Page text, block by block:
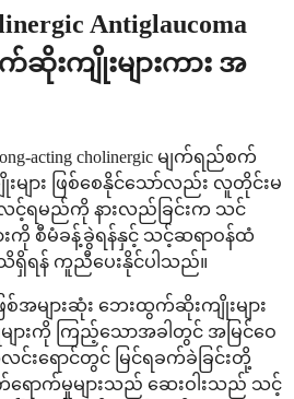
Antiglaucoma
ဆိုးကျိုးများကား အ
acting cholinergic မျက်ရည်စက်
ျား ဖြစ်စေနိုင်သော်လည်း လူတိုင်းမ
လင့်ရမည်ကို နားလည်ခြင်းက သင်
ကို စီမံခန့်ခွဲရန်နှင့် သင့်ဆရာဝန်ထံ
န် ကူညီပေးနိုင်ပါသည်။
များဆုံး ဘေးထွက်ဆိုးကျိုးများ
ားကို ကြည့်သောအခါတွင် အမြင်ဝေ
လင်းရောင်တွင် မြင်ရခက်ခဲခြင်းတို့
ောက်မှုများသည် ဆေးဝါးသည် သင့်